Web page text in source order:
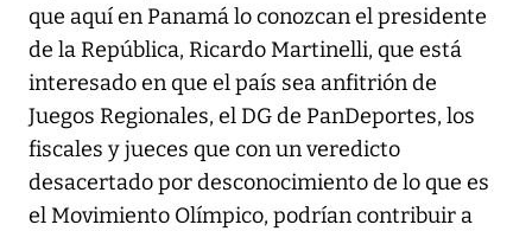
que aquí en Panamá lo conozcan el presidente
de la República, Ricardo Martinelli, que está
interesado en que el país sea anfitrión de
Juegos Regionales, el DG de PanDeportes, los
fiscales y jueces que con un veredicto
desacertado por desconocimiento de lo que es
el Movimiento Olímpico, podrían contribuir a